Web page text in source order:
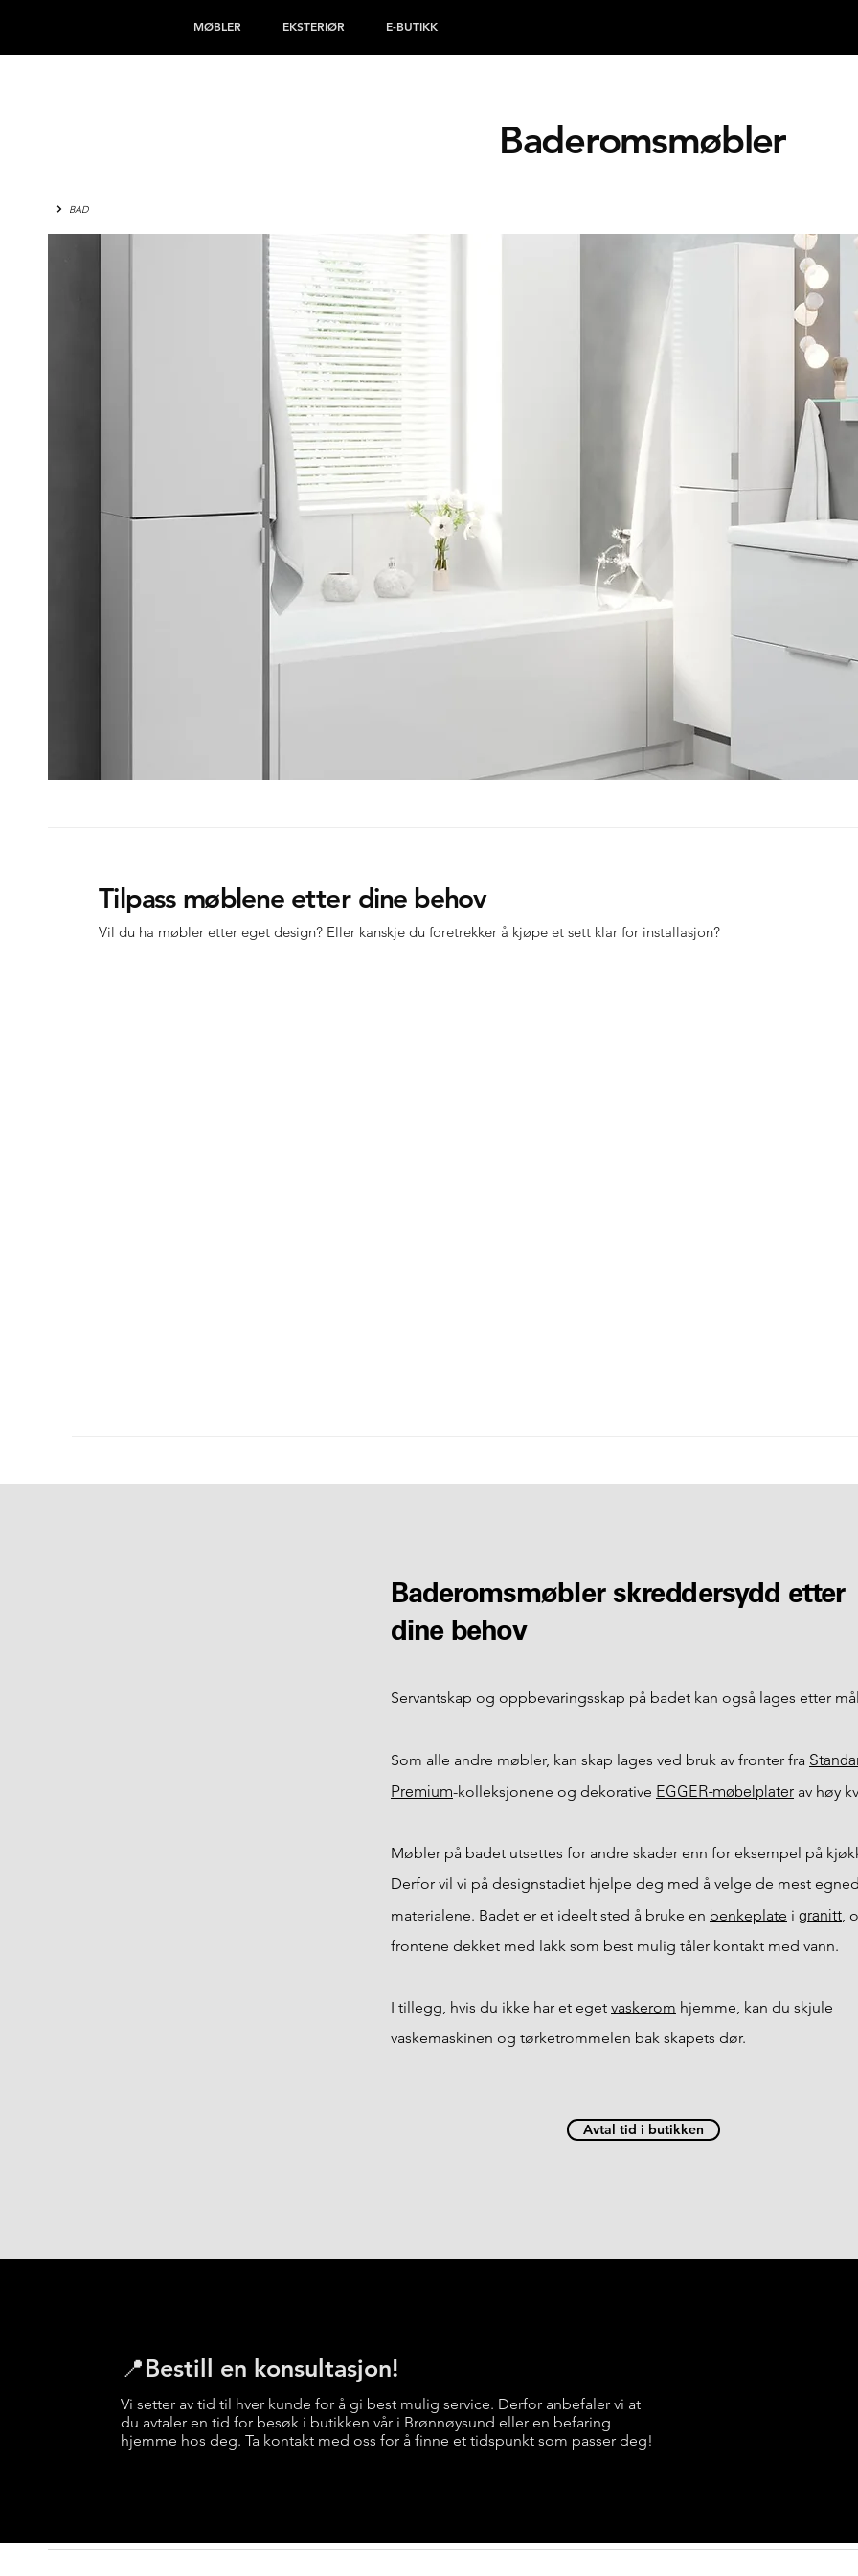
MØBLER EKSTERIØR E-BUTIKK
Baderomsmøbler
BAD
Tilpass møbleneetter dine behov
Vil du ha møbler etter eget design? Eller kanskje du foretrekker å kjøpe et sett klar for installasjon?
Baderomsmøbler skreddersydd etter
dine behov
Servantskap og oppbevaringsskap på badet kan også lages etter
Som alle andre møbler, kan skap lages ved bruk av fronter fra
Premium-kolleksjonene og dekorative EGGER-møbelplater av høy
Møbler på badet utsettes for andre skader enn for eksempel på
Derfor vil vi på designstadiet hjelpe deg med å velge de mest
materialene. Badet er et ideelt sted å bruke en benkeplate i granitt,
frontene dekket med lakk som best mulig tåler kontakt med vann.
I tillegg, hvis du ikke har et eget vaskerom hjemme, kan du skjule
vaskemaskinen og tørketrommelen bak skapets dør.
Avtal tid i butikken
📍Bestill en konsultasjon!
Vi setter av tid til hver kunde for å gi best mulig service. Derfor anbefaler vi at
du avtaler en tid for besøk i butikken vår i Brønnøysund eller en befaring
hjemme hos deg. Ta kontakt med oss for å finne et tidspunkt som passer deg!